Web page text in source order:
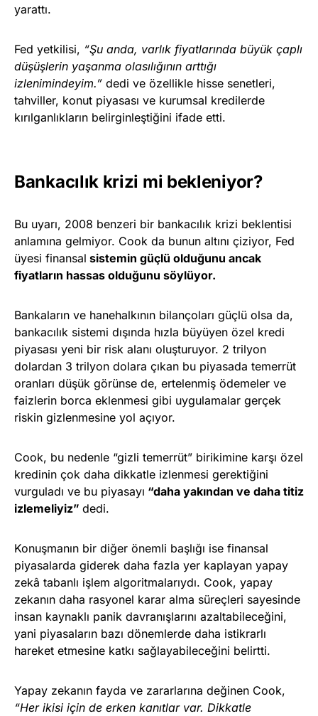
yarattı.
Fed yetkilisi, “Şu anda, varlık fiyatlarında büyük çaplı
düşüşlerin yaşanma olasılığının arttığı
izlenimindeyim.” dedi ve özellikle hisse senetleri,
tahviller, konut piyasası ve kurumsal kredilerde
kırılganlıkların belirginleştiğini ifade etti.
Bankacılık krizi mi bekleniyor?
Bu uyarı, 2008 benzeri bir bankacılık krizi beklentisi
anlamına gelmiyor. Cook da bunun altını çiziyor, Fed
üyesi finansal sistemin güçlü olduğunu ancak
fiyatların hassas olduğunu söylüyor.
Bankaların ve hanehalkının bilançoları güçlü olsa da,
bankacılık sistemi dışında hızla büyüyen özel kredi
piyasası yeni bir risk alanı oluşturuyor. 2 trilyon
dolardan 3 trilyon dolara çıkan bu piyasada temerrüt
oranları düşük görünse de, ertelenmiş ödemeler ve
faizlerin borca eklenmesi gibi uygulamalar gerçek
riskin gizlenmesine yol açıyor.
Cook, bu nedenle “gizli temerrüt” birikimine karşı özel
kredinin çok daha dikkatle izlenmesi gerektiğini
vurguladı ve bu piyasayı “daha yakından ve daha titiz
izlemeliyiz” dedi.
Konuşmanın bir diğer önemli başlığı ise finansal
piyasalarda giderek daha fazla yer kaplayan yapay
zekâ tabanlı işlem algoritmalarıydı. Cook, yapay
zekanın daha rasyonel karar alma süreçleri sayesinde
insan kaynaklı panik davranışlarını azaltabileceğini,
yani piyasaların bazı dönemlerde daha istikrarlı
hareket etmesine katkı sağlayabileceğini belirtti.
Yapay zekanın fayda ve zararlarına değinen Cook,
“Her ikisi için de erken kanıtlar var. Dikkatle